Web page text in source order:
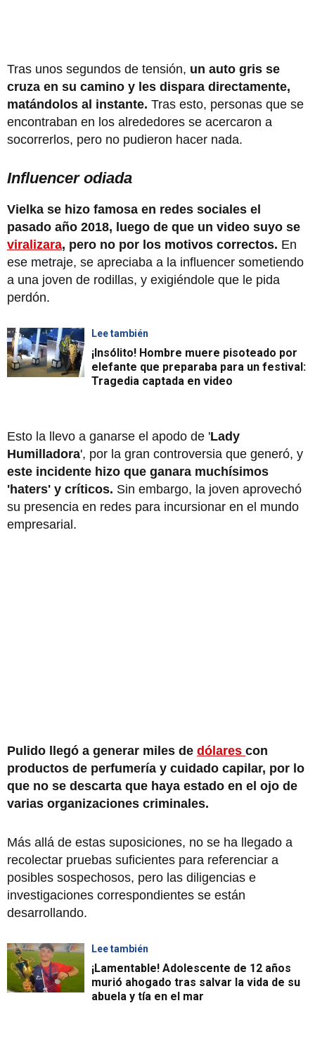
Tras unos segundos de tensión, un auto gris se
cruza en su camino y les dispara directamente,
matándolos al instante. Tras esto, personas que se
encontraban en los alrededores se acercaron a
socorrerlos, pero no pudieron hacer nada.
Influencer odiada
Vielka se hizo famosa en redes sociales el
pasado año 2018, luego de que un video suyo se
viralizara, pero no por los motivos correctos. En
ese metraje, se apreciaba a la influencer sometiendo
a una joven de rodillas, y exigiéndole que le pida
perdón.
Lee también
¡Insólito! Hombre muere pisoteado por
elefante que preparaba para un festival:
Tragedia captada en video
Esto la llevo a ganarse el apodo de 'Lady
Humilladora', por la gran controversia que generó, y
este incidente hizo que ganara muchísimos
'haters' y críticos. Sin embargo, la joven aprovechó
su presencia en redes para incursionar en el mundo
empresarial.
Pulido llegó a generar miles de dólares con
productos de perfumería y cuidado capilar, por lo
que no se descarta que haya estado en el ojo de
varias organizaciones criminales.
Más allá de estas suposiciones, no se ha llegado a
recolectar pruebas suficientes para referenciar a
posibles sospechosos, pero las diligencias e
investigaciones correspondientes se están
desarrollando.
Lee también
¡Lamentable! Adolescente de 12 años
murió ahogado tras salvar la vida de su
abuela y tía en el mar